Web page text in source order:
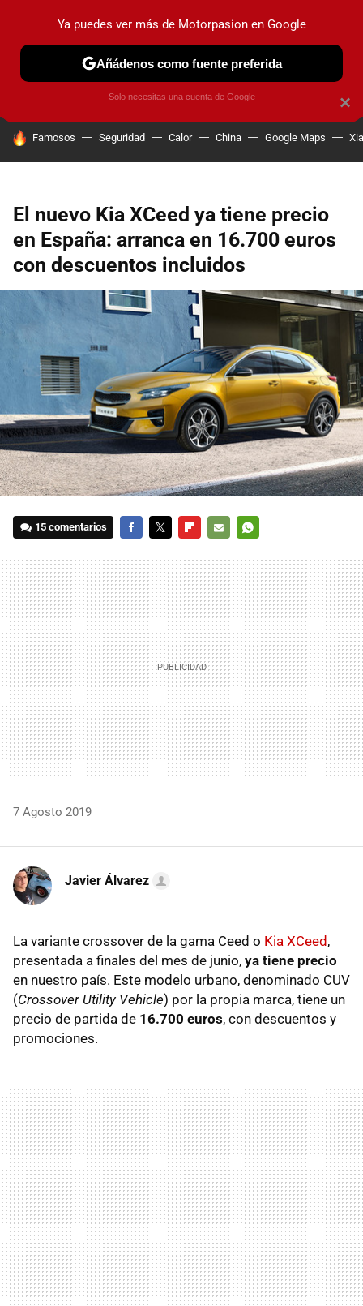
PRUEBAS COCHES ELÉCTRICOS OBSERVATORIO
HOY SE HABLA DE
Famosos Seguridad Calor China Google Maps
El nuevo Kia XCeed ya tiene precio
en España: arranca en 16.700 euros
con descuentos incluidos
15 comentarios
MAIL
7 Agosto 2019
Javier Álvarez
La variante crossover de la gama Ceed o Kia XCeed,
presentada a finales del mes de junio, ya tiene precio
en nuestro país. Este modelo urbano, denominado CUV
(Crossover Utility Vehicle) por la propia marca, tiene un
precio de partida de 16.700 euros, con descuentos y
promociones.
×
Ya puedes ver más de Motorpasion en Google
Añádenos como fuente preferida
Solo necesitas una cuenta de Google